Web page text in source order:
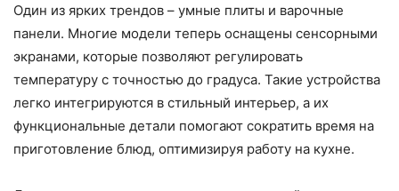
Один из ярких трендов – умные плиты и варочные
панели. Многие модели теперь оснащены сенсорными
экранами, которые позволяют регулировать
температуру с точностью до градуса. Такие устройства
легко интегрируются в стильный интерьер, а их
функциональные детали помогают сократить время на
приготовление блюд, оптимизируя работу на кухне.